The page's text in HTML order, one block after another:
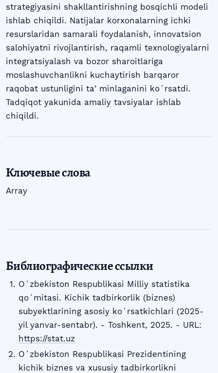
strategiyasini shakllantirishning bosqichli modeli
ishlab chiqildi. Natijalar korxonalarning ichki
resurslaridan samarali foydalanish, innovatsion
salohiyatni rivojlantirish, raqamli texnologiyalarni
integratsiyalash va bozor sharoitlariga
moslashuvchanlikni kuchaytirish barqaror
raqobat ustunligini taʼminlaganini koʻrsatdi.
Tadqiqot yakunida amaliy tavsiyalar ishlab
chiqildi.
Ключевые слова
Array
Библиографические ссылки
Oʻzbekiston Respublikasi Milliy statistika
qoʻmitasi. Kichik tadbirkorlik (biznes)
subyektlarining asosiy koʻrsatkichlari (2025-
yil yanvar-sentabr). - Toshkent, 2025. - URL:
https://stat.uz
Oʻzbekiston Respublikasi Prezidentining
kichik biznes va xususiy tadbirkorlikni